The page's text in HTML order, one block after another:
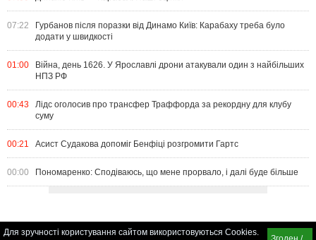
07:22
Гурбанов після поразки від Динамо Київ: Карабаху треба було
додати у швидкості
01:00
Війна, день 1626. У Ярославлі дрони атакували один з найбільших
НПЗ РФ
00:43
Лідс оголосив про трансфер Траффорда за рекордну для клубу
суму
00:21 Асист Судакова допоміг Бенфіці розгромити Гартс
00:00 Пономаренко: Сподіваюсь, що мене прорвало, і далі буде більше
Для зручності користування сайтом використовуються Cookies.